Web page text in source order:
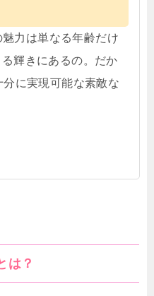
力は単なる年齢だけ
輝きにあるの。だか
に実現可能な素敵な
は？